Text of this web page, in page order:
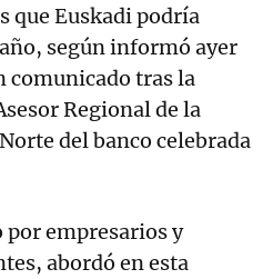
que Euskadi podría
según informó ayer
comunicado tras la
Regional de la
del banco celebrada
por empresarios y
abordó en esta